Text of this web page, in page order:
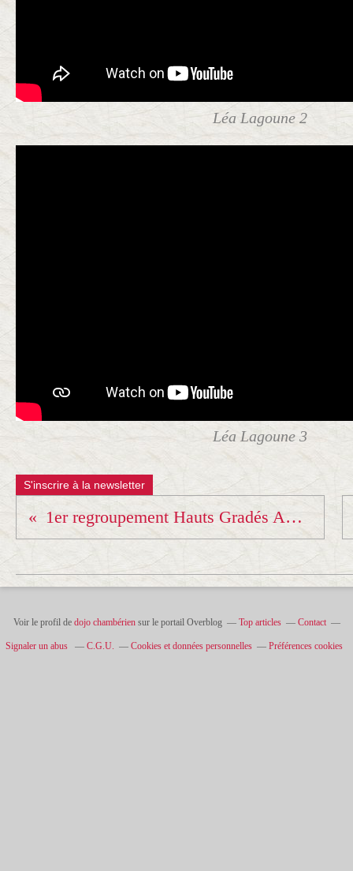
Léa Lagoune 2
Léa Lagoune 3
S'inscrire à la newsletter
1er regroupement Hauts Gradés AURA
Voir le profil de dojo chambériensur le portail Overblog Top articles Contact
Signaler un abus C.G.U. Cookies et données personnelles Préférences cookies